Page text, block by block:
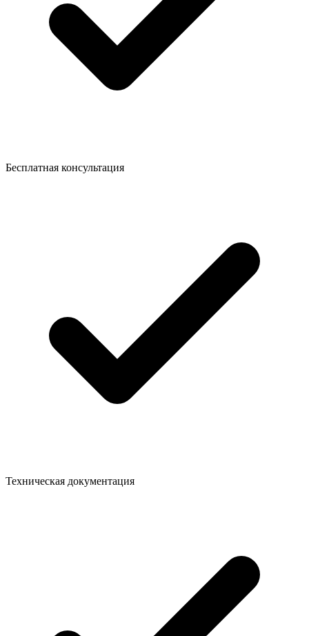
Бесплатная консультация
Техническая документация